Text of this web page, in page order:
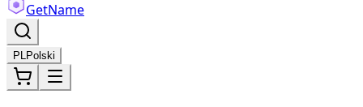
GetName
PLPolski